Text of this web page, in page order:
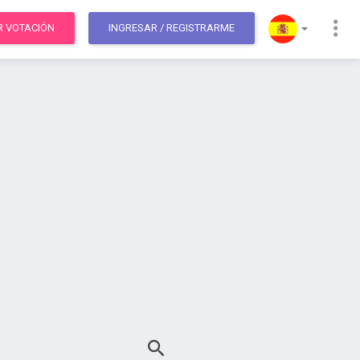
VOTACIÓN INGRESAR / REGISTRARME